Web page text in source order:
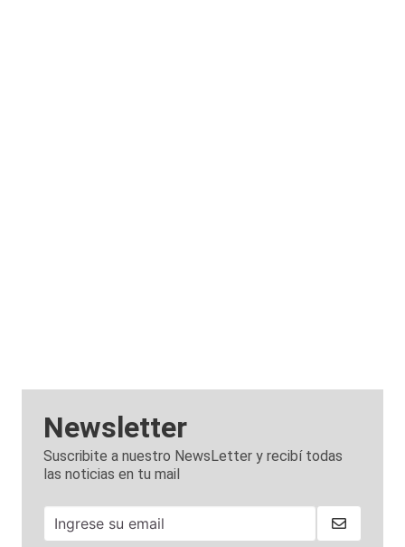
Newsletter
Suscribite a nuestro NewsLetter y recibí todas
las noticias en tu mail